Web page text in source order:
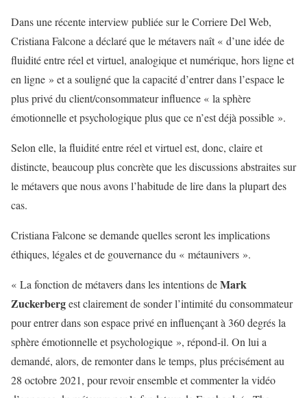
Dans une récente interview publiée sur le Corriere Del Web,
Cristiana Falcone a déclaré que le métavers naît « d’une idée de
fluidité entre réel et virtuel, analogique et numérique, hors ligne et
en ligne » et a souligné que la capacité d’entrer dans l’espace le
plus privé du client/consommateur influence « la sphère
émotionnelle et psychologique plus que ce n’est déjà possible ».
Selon elle, la fluidité entre réel et virtuel est, donc, claire et
distincte, beaucoup plus concrète que les discussions abstraites sur
le métavers que nous avons l’habitude de lire dans la plupart des
cas.
Cristiana Falcone se demande quelles seront les implications
éthiques, légales et de gouvernance du « métaunivers ».
« La fonction de métavers dans les intentions deMark
Zuckerbergest clairement de sonder l’intimité du consommateur
pour entrer dans son espace privé en influençant à 360 degrés la
sphère émotionnelle et psychologique », répond-il. On lui a
demandé, alors, de remonter dans le temps, plus précisément au
28 octobre 2021, pour revoir ensemble et commenter la vidéo